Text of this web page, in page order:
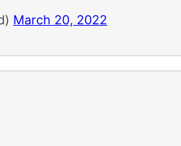
March 20, 2022